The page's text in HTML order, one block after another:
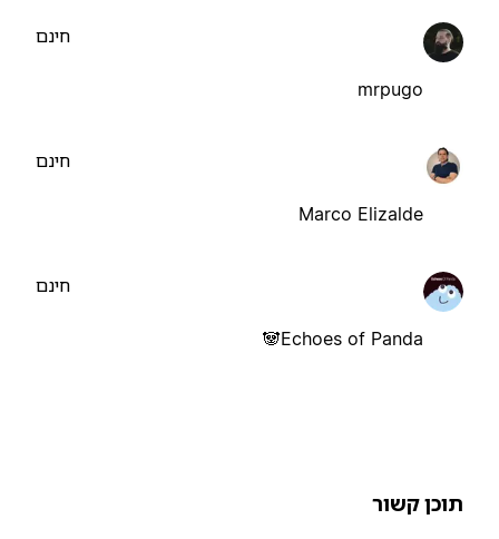
mrpugo
Marco Elizalde
Echoes of Panda🐼
קשור